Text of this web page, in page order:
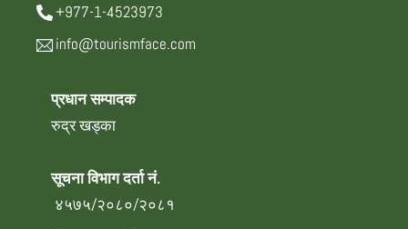
+977-1-4523973
info@tourismface.com
प्रधान सम्पादक
रुद्र खड्का
सूचना विभाग दर्ता नं.
४५७५/२०८०/२०८१